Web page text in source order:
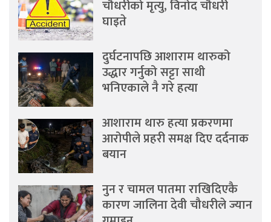
चौधरीको मृत्यु, विनोद चौधरी
घाइते
दुर्घटनापछि आशाराम थारुको
उद्धार गर्नुको सट्टा साथी
भनिएकाले नै गरे हत्या
आशाराम थारु हत्या प्रकरणमा
आरोपीले प्रहरी समक्ष दिए दर्दनाक
बयान
नुन र चामल पातमा राखिदिएकै
कारण जालिना देवी चौधरीले ज्यान